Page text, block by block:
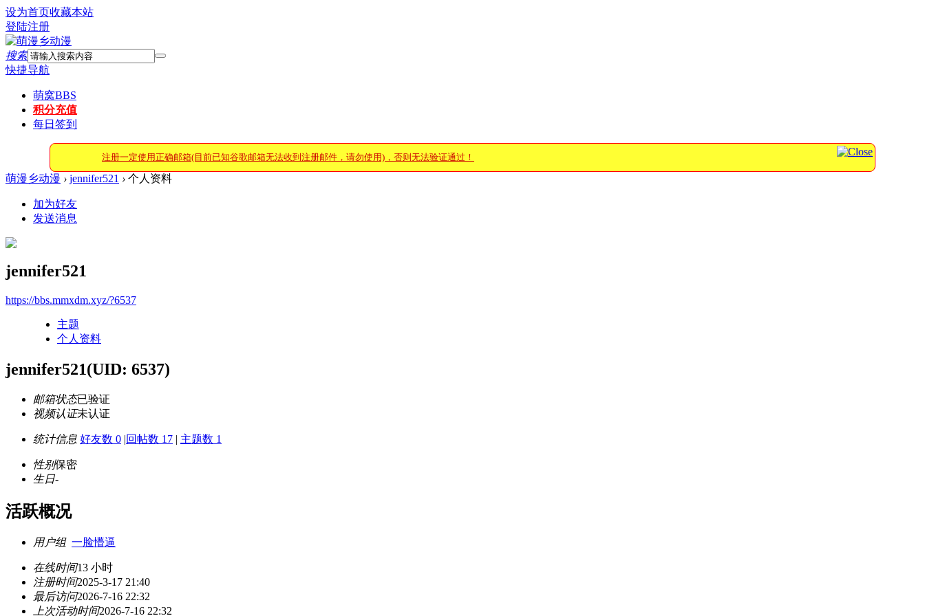
设为首页收藏本站
登陆注册
搜索
快捷导航
萌窝BBS
积分充值
每日签到
注册一定使用正确邮箱(目前已知谷歌邮箱无法收到注册邮件，请勿使用)，否则无法验证通过！
萌漫乡动漫 › jennifer521 › 个人资料
加为好友
发送消息
jennifer521
https://bbs.mmxdm.xyz/?6537
主题
个人资料
jennifer521(UID: 6537)
邮箱状态已验证
视频认证未认证
统计信息 好友数 0 |回帖数 17 | 主题数 1
性别保密
生日-
活跃概况
用户组 一脸懵逼
在线时间13 小时
注册时间2025-3-17 21:40
最后访问2026-7-16 22:32
上次活动时间2026-7-16 22:32